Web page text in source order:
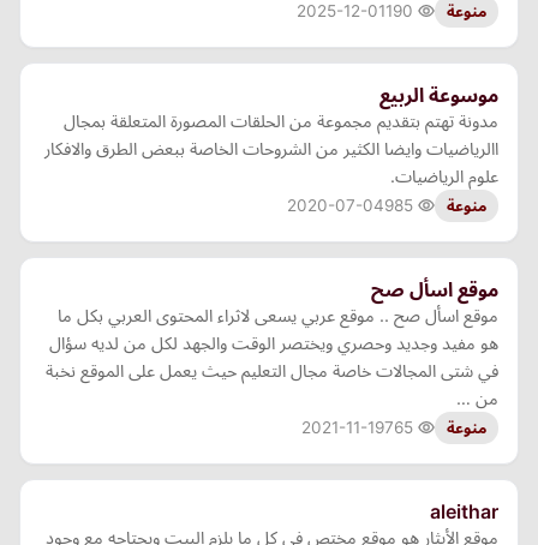
منوعة 2025-12-01
موسوعة الربيع
مدونة تهتم بتقديم مجموعة من الحلقات المصورة المتعلقة بمجال
االرياضيات وايضا الكثير من الشروحات الخاصة ببعض الطرق والافكار
علوم الرياضيات.
منوعة 2020-07-04
موقع اسأل صح
موقع اسأل صح .. موقع عربي يسعى لاثراء المحتوى العربي بكل ما
هو مفيد وجديد وحصري ويختصر الوقت والجهد لكل من لديه سؤال
في شتى المجالات خاصة مجال التعليم حيث يعمل على الموقع نخبة
من …
منوعة 2021-11-19
aleithar
موقع الأيثار هو موقع مختص فى كل ما يلزم البيت ويحتاجه مع وجود